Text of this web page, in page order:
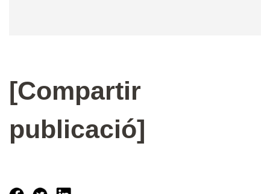
[Compartir
publicació]